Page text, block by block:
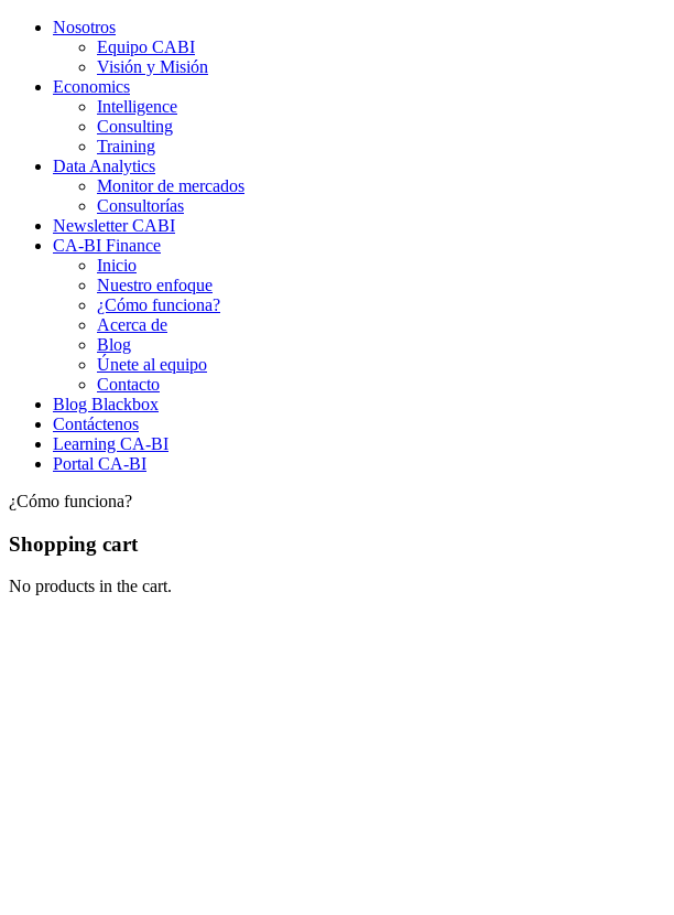
Nosotros
Equipo CABI
Visión y Misión
Economics
Intelligence
Consulting
Training
Data Analytics
Monitor de mercados
Consultorías
Newsletter CABI
CA-BI Finance
Inicio
Nuestro enfoque
¿Cómo funciona?
Acerca de
Blog
Únete al equipo
Contacto
Blog Blackbox
Contáctenos
Learning CA-BI
Portal CA-BI
¿Cómo funciona?
Shopping cart
No products in the cart.